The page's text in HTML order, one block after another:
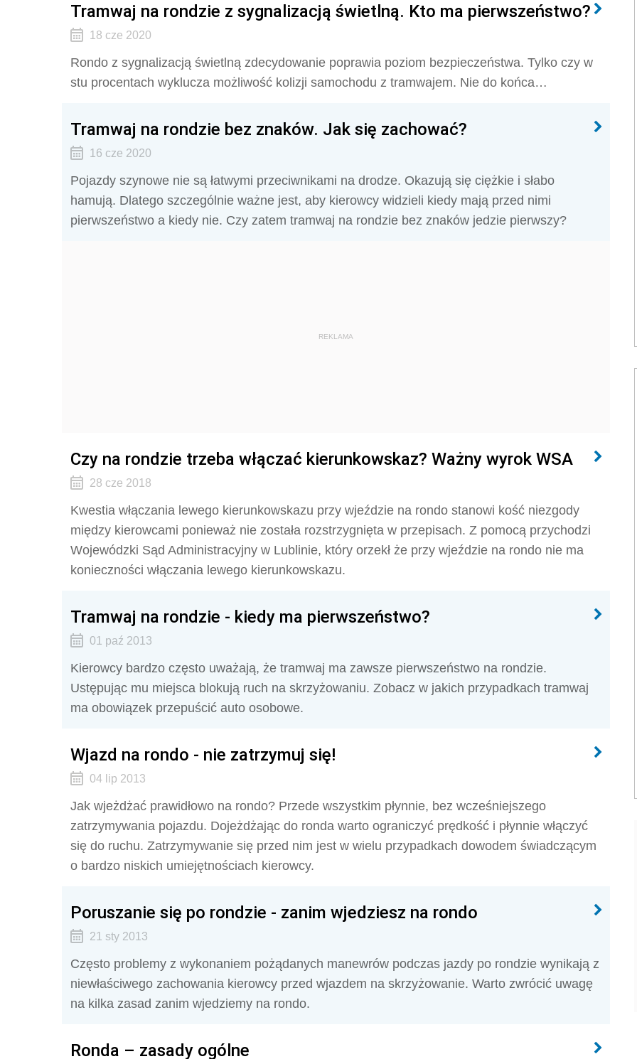
Tramwaj na rondzie z sygnalizacją świetlną. Kto ma pierwszeństwo?
18 cze 2020
Rondo z sygnalizacją świetlną zdecydowanie poprawia poziom bezpieczeństwa. Tylko czy w
stu procentach wyklucza możliwość kolizji samochodu z tramwajem. Nie do końca…
Tramwaj na rondzie bez znaków. Jak się zachować?
16 cze 2020
Pojazdy szynowe nie są łatwymi przeciwnikami na drodze. Okazują się ciężkie i słabo
hamują. Dlatego szczególnie ważne jest, aby kierowcy widzieli kiedy mają przed nimi
pierwszeństwo a kiedy nie. Czy zatem tramwaj na rondzie bez znaków jedzie pierwszy?
REKLAMA
Czy na rondzie trzeba włączać kierunkowskaz? Ważny wyrok WSA
28 cze 2018
Kwestia włączania lewego kierunkowskazu przy wjeździe na rondo stanowi kość niezgody
między kierowcami ponieważ nie została rozstrzygnięta w przepisach. Z pomocą przychodzi
Wojewódzki Sąd Administracyjny w Lublinie, który orzekł że przy wjeździe na rondo nie ma
konieczności włączania lewego kierunkowskazu.
Tramwaj na rondzie - kiedy ma pierwszeństwo?
01 paź 2013
Kierowcy bardzo często uważają, że tramwaj ma zawsze pierwszeństwo na rondzie.
Ustępując mu miejsca blokują ruch na skrzyżowaniu. Zobacz w jakich przypadkach tramwaj
ma obowiązek przepuścić auto osobowe.
Wjazd na rondo - nie zatrzymuj się!
04 lip 2013
Jak wjeżdżać prawidłowo na rondo? Przede wszystkim płynnie, bez wcześniejszego
zatrzymywania pojazdu. Dojeżdżając do ronda warto ograniczyć prędkość i płynnie włączyć
się do ruchu. Zatrzymywanie się przed nim jest w wielu przypadkach dowodem świadczącym
o bardzo niskich umiejętnościach kierowcy.
Poruszanie się po rondzie - zanim wjedziesz na rondo
21 sty 2013
Często problemy z wykonaniem pożądanych manewrów podczas jazdy po rondzie wynikają z
niewłaściwego zachowania kierowcy przed wjazdem na skrzyżowanie. Warto zwrócić uwagę
na kilka zasad zanim wjedziemy na rondo.
Ronda – zasady ogólne